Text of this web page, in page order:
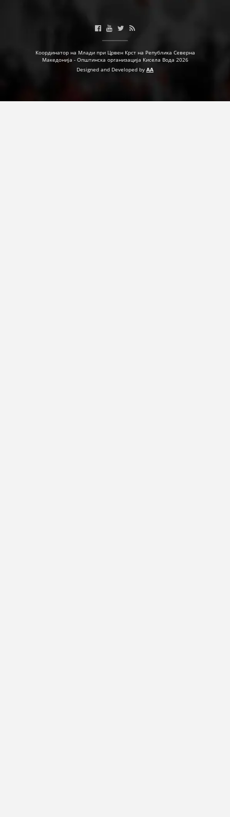
Координатор на Млади при Црвен Крст на Република Северна
Македонија - Општинска организација Кисела Вода 2026
Designed and Developed by AA